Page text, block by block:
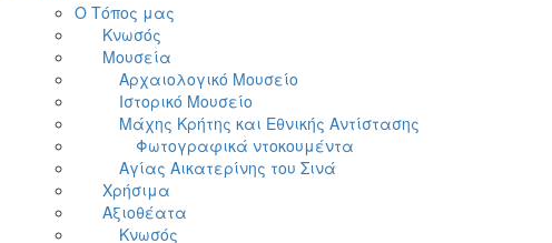
Ο Τόπος μας
Κνωσός
Μουσεία
Αρχαιολογικό Μουσείο
Ιστορικό Μουσείο
Μάχης Κρήτης και Εθνικής Αντίστασης
Φωτογραφικά ντοκουμέντα
Αγίας Αικατερίνης του Σινά
Χρήσιμα
Αξιοθέατα
Κνωσός